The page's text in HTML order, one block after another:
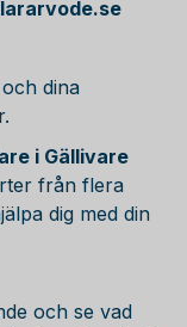
dina
i Gällivare
från flera
dig med din
och se vad